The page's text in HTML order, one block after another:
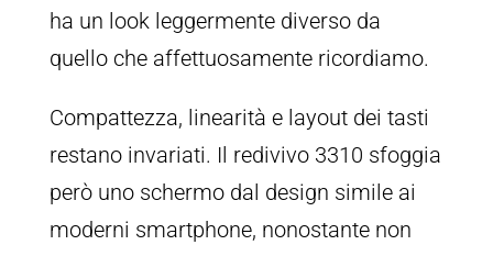
ha un look leggermente diverso da
quello che affettuosamente ricordiamo.
Compattezza, linearità e layout dei tasti
restano invariati. Il redivivo 3310 sfoggia
però uno schermo dal design simile ai
moderni smartphone, nonostante non